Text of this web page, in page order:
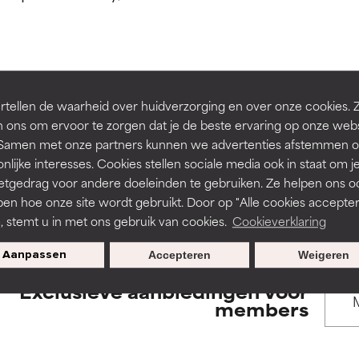
de waarheid over huidverzorging en over onze cookies.
ons om ervoor te zorgen dat je de beste ervaring op onze
met onze partners kunnen we advertenties afstemmen
interesses. Cookies stellen sociale media ook in staat om je
voor andere doeleinden te gebruiken. Ze helpen ons
hoe onze site wordt gebruikt. Door op "Alle cookies
stemt u in met ons gebruik van cookies. Cookieverklaring
Aanpassen Weigeren
Accepteren
BACK TO SEARCH
to assess ingredients in this dictionary. Regulations
irriterend maar kan esthetische, stabiliteits- of andere
is aanwezig. Het risico wordt vergroot als het gecombineerd
ingrediënten.
droogheid, enz. veroorzaken. Kan in sommige gevallen
het algemeen is bewezen dat het meer kwaad dan goed doet.
irriterend maar kan esthetische, stabiliteits- of andere
is aanwezig. Het risico wordt vergroot als het gecombineerd
ingrediënten.
droogheid, enz. veroorzaken. Kan in sommige gevallen
het algemeen is bewezen dat het meer kwaad dan goed doet.
Exclusieve aanbiedingen voor
members